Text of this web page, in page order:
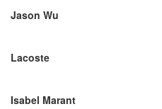
Jason Wu
Lacoste
Isabel Marant